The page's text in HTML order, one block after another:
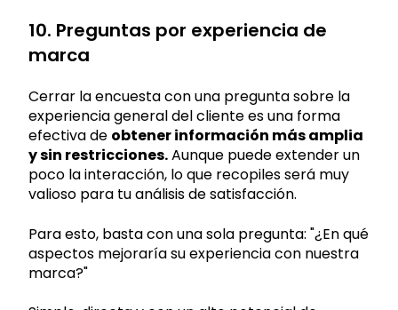
10. Preguntas por experiencia de
marca
Cerrar la encuesta con una pregunta sobre la
experiencia general del cliente es una forma
efectiva de obtener información más amplia
y sin restricciones.Aunque puede extender un
poco la interacción, lo que recopiles será muy
valioso para tu análisis de satisfacción.
Para esto, basta con una sola pregunta: "¿En qué
aspectos mejoraría su experiencia con nuestra
marca?"